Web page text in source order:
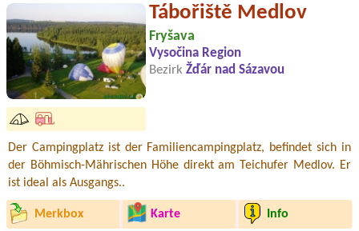
Tábořiště Medlov
Fryšava
Vysočina Region
Bezirk Žďár nad Sázavou
Der Campingplatz ist der Familiencampingplatz, befindet sich in
der Böhmisch-Mährischen Höhe direkt am Teichufer Medlov. Er
ist ideal als Ausgangs..
Merkbox Karte Info